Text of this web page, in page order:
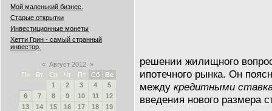
Мой маленький бизнес.
Старые открытки
Инвестиционные монеты
Хетти Грин - самый странный
инвестор.
« Август 2012 »
Пн
Вт Ср Чт Пт Сб
Вс
1
2 3 4
5
6
7 8 9 10 11
12
13
14 15 16 17 18
19
решении жилищного
ипотечного рынка. Он
между кредитными
введения нового размера